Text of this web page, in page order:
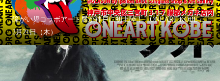
障がい児コラボアート展が神戸に初上陸！「ONEART KOBE」
2月21日（木）...